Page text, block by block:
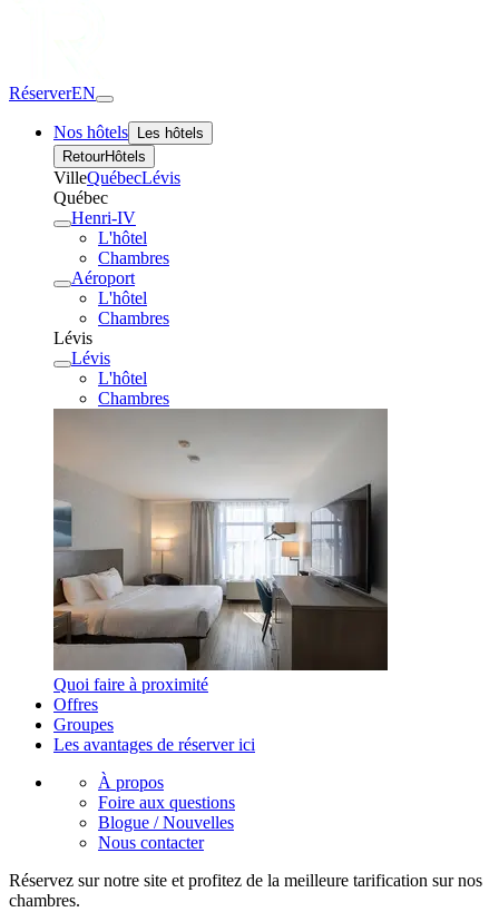
RéserverEN
Nos hôtels
Les hôtels
RetourHôtels
VilleQuébecLévis
Québec
Henri-IV
L'hôtel
Chambres
Aéroport
L'hôtel
Chambres
Lévis
Lévis
L'hôtel
Chambres
Quoi faire à proximité
Offres
Groupes
Les avantages de réserver ici
À propos
Foire aux questions
Blogue / Nouvelles
Nous contacter
Réservez sur notre site et profitez de la meilleure tarification sur nos
chambres.